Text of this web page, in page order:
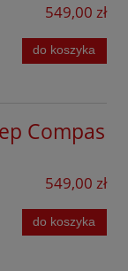
549,00 zł
do koszyka
Compas
549,00 zł
do koszyka